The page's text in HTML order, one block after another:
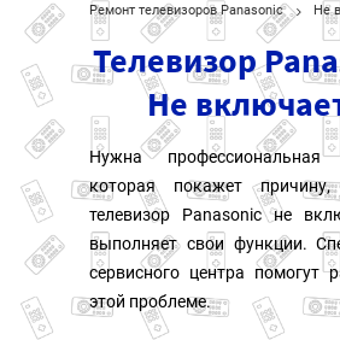
МОДЕЛИ PANASONIC
НАШИ КОНТАКТЫ
Ремонт телевизоров Panasonic Не
Телевизор
Не
Нужна профессиональная
которая покажет
телевизор Panasonic не
выполняет свои функции.
сервисного центра помогут
этой проблеме.